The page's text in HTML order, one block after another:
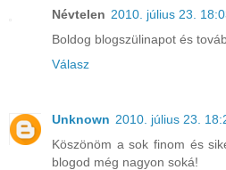
Névtelen 2010. július 23.
Boldog blogszülinapot és
Válasz
Unknown 2010. július 23.
Köszönöm a sok finom és
blogod még nagyon soká!